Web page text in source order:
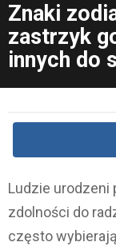
Znaki
zastrzyk
innych do
Ludzie urodzeni
zdolności do
często